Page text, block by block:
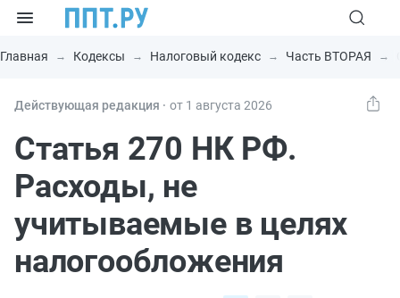
Главная Кодексы Налоговый кодекс Часть ВТОРАЯ
Действующая редакция ⸱ от 1 августа 2026
Статья 270 НК РФ.
Расходы, не
учитываемые в целях
налогообложения